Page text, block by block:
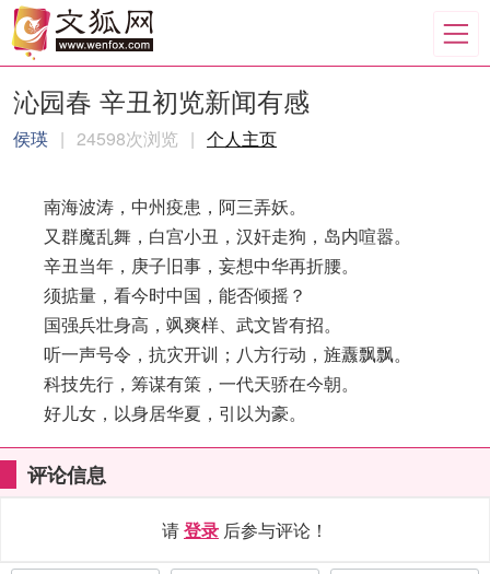
沁园春 辛丑初览新闻有感
侯瑛 | 24598次浏览 | 个人主页
南海波涛，中州疫患，阿三弄妖。
又群魔乱舞，白宫小丑，汉奸走狗，岛内喧嚣。
辛丑当年，庚子旧事，妄想中华再折腰。
须掂量，看今时中国，能否倾摇？
国强兵壮身高，飒爽样、武文皆有招。
听一声号令，抗灾开训；八方行动，旌纛飘飘。
科技先行，筹谋有策，一代天骄在今朝。
好儿女，以身居华夏，引以为豪。
评论信息
请登录 后参与评论！